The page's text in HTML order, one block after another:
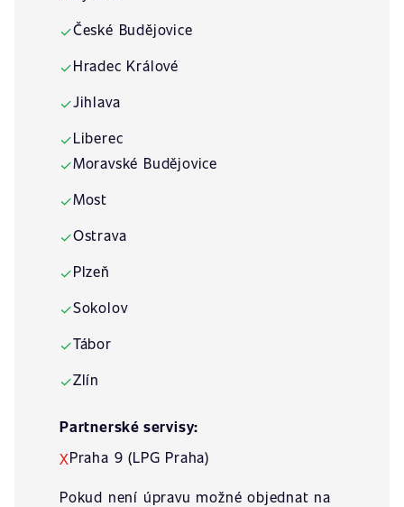
✓České Budějovice
✓Hradec Králové
✓Jihlava
✓Liberec
✓Moravské Budějovice
✓Most
✓Ostrava
✓Plzeň
✓Sokolov
✓Tábor
✓Zlín
Partnerské servisy:
XPraha 9 (LPG Praha)
Pokud není úpravu možné objednat na